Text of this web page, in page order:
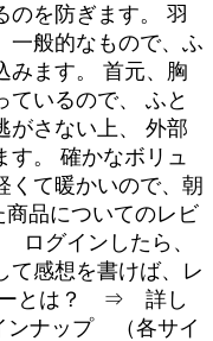
のを防ぎます。 羽
一般的なもので、ふ
みます。 首元、胸
ているので、 ふと
がさない上、 外部
す。 確かなボリュ
くて暖かいので、朝
商品についてのレビ
グインしたら、
て感想を書けば、レ
ーとは？ ⇒ 詳し
ンナップ （各サイ